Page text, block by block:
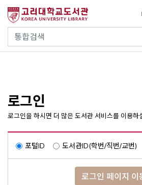
건
통합검색
사이트내 검색
로그인
로그인을 하시면 더 많은 도서관 서비스를 이용하
포털ID 도서관ID(학번/직번/교번)
로그인 페이지 이